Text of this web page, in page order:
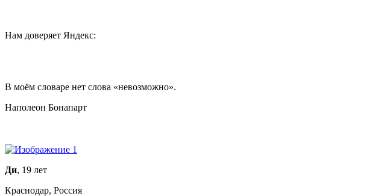
Нам доверяет Яндекс:
В моём словаре нет слова «невозможно».
Наполеон Бонапарт
Ди, 19 лет
Краснодар, Россия